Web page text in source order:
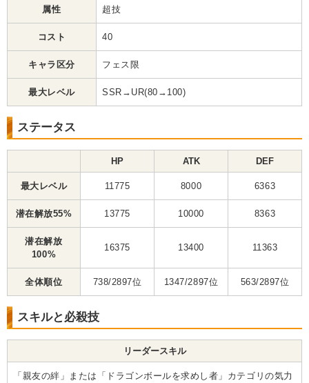
属性 超技
コスト 40
キャラ区分 フェス限
最大レベル SSR→UR(80→100)
ステータス
HP ATK DEF
最大レベル 11775 8000 6363
潜在解放55% 13775 10000 8363
潜在解放
100%
16375 13400 11363
全体順位 738/2897位 1347/2897位 563/2897位
スキルと必殺技
リーダースキル
「親友の絆」または「ドラゴンボールを求めし者」カテゴリの気力